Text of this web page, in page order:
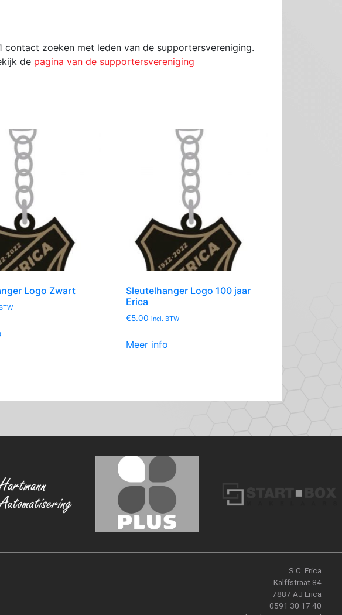
zoeken met leden van de supportersvereniging.
de pagina van de supportersvereniging
Logo Zwart
Sleutelhanger Logo 100 jaar
Erica
€5.00 incl. BTW
Meer info
S.C. Erica
Kalffstraat 84
7887 AJ Erica
0591 30 17 40